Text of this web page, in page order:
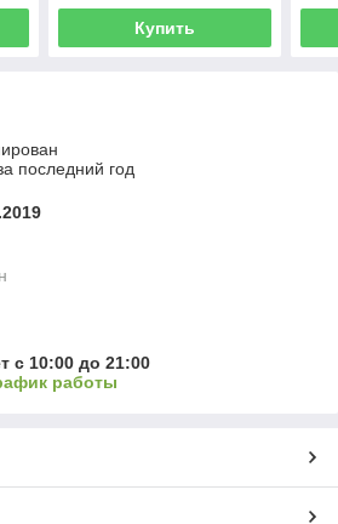
Купить
последний год
с 10:00 до 21:00
работы